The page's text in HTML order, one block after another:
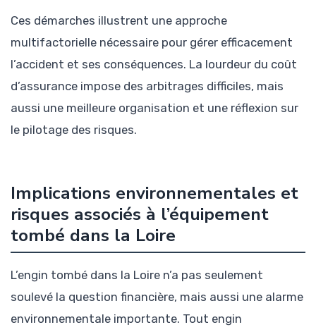
Ces démarches illustrent une approche
multifactorielle nécessaire pour gérer efficacement
l’accident et ses conséquences. La lourdeur du coût
d’assurance impose des arbitrages difficiles, mais
aussi une meilleure organisation et une réflexion sur
le pilotage des risques.
Implications environnementales et
risques associés à l’équipement
tombé dans la Loire
L’engin tombé dans la Loire n’a pas seulement
soulevé la question financière, mais aussi une alarme
environnementale importante. Tout engin